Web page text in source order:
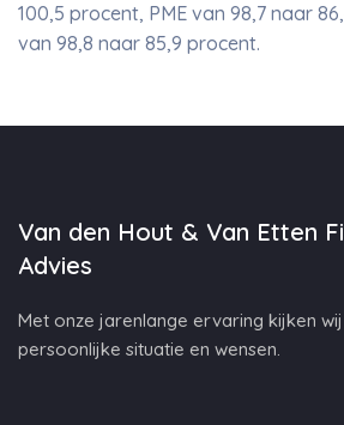
100,5 procent, PME van 98,7 naar
van 98,8 naar 85,9 procent.
Van den Hout & Van Etten
Advies
Met onze jarenlange ervaring kijken
persoonlijke situatie en wensen.